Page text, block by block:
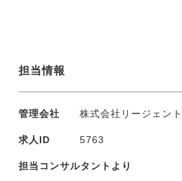
担当情報
管理会社 株式会社リージェント
求人ID 5763
担当コンサルタントより